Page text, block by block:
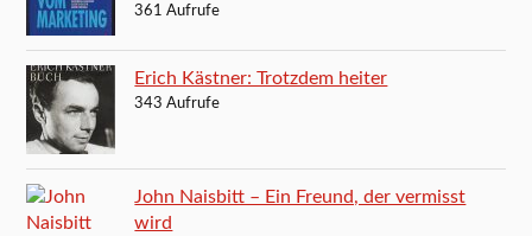
361 Aufrufe
Erich Kästner: Trotzdem heiter
343 Aufrufe
John Naisbitt – Ein Freund, der vermisst
wird